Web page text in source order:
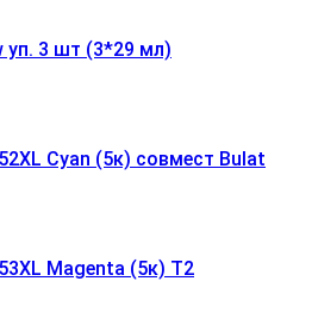
3 шт (3*29 мл)
Cyan (5к) совмест Bulat
Magenta (5к) Т2